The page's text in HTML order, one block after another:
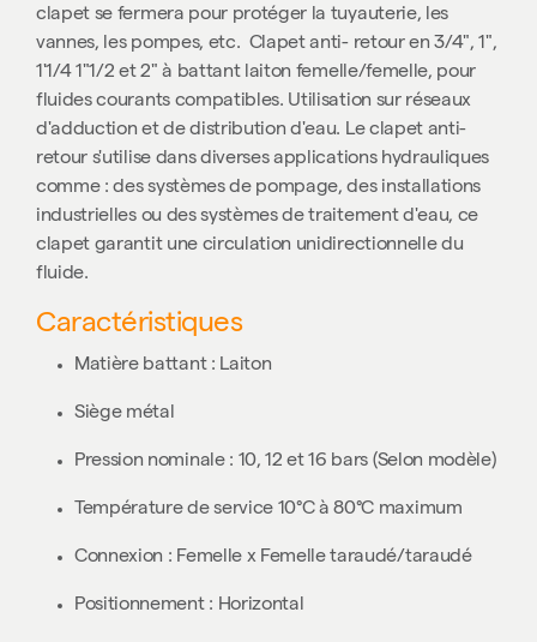
clapet se fermera pour protéger la tuyauterie, les
vannes, les pompes, etc. Clapet anti- retour en 3/4", 1",
1'1/4 1"1/2 et 2" à battant laiton femelle/femelle, pour
fluides courants compatibles. Utilisation sur réseaux
d'adduction et de distribution d'eau. Le clapet anti-
retour s'utilise dans diverses applications hydrauliques
comme :des systèmes de pompage, des installations
industrielles ou des systèmes de traitement d'eau, ce
clapet garantit une circulation unidirectionnelle du
fluide.
Caractéristiques
Matière battant : Laiton
Siège métal
Pression nominale : 10, 12 et 16 bars (Selon modèle)
Température de service 10°C à 80°C maximum
Connexion : Femelle x Femelle taraudé/taraudé
Positionnement : Horizontal